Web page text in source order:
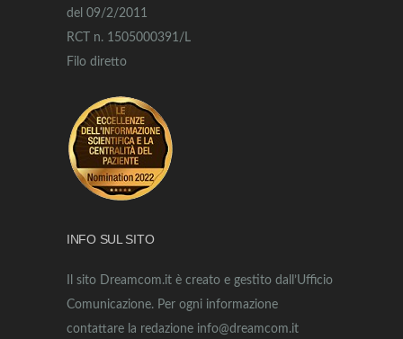
del 09/2/2011
RCT n. 1505000391/L
Filo diretto
INFO SUL SITO
Il sito Dreamcom.it è creato e gestito dall’Ufficio
Comunicazione. Per ogni informazione
contattare la redazione info@dreamcom.it